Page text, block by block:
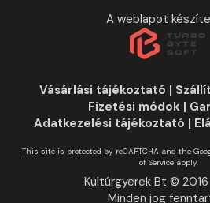
A weblapot
Vásárlási tájékoztató |
Fizetési módok|
Adatkezelési tájékoztató |
This site is protected by reCAPTCHA and the
of Serviceapply.
Kultúrgyerek Bt ©
Minden jog